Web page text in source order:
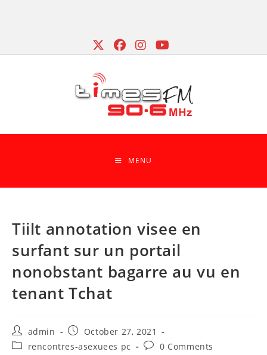
MENU
Tiilt annotation visee en
surfant sur un portail
nonobstant bagarre au vu en
tenant Tchat
Post
author:
admin
PostOctober 27, 2021
Postrencontres-asexuees pc
Post0 Comments